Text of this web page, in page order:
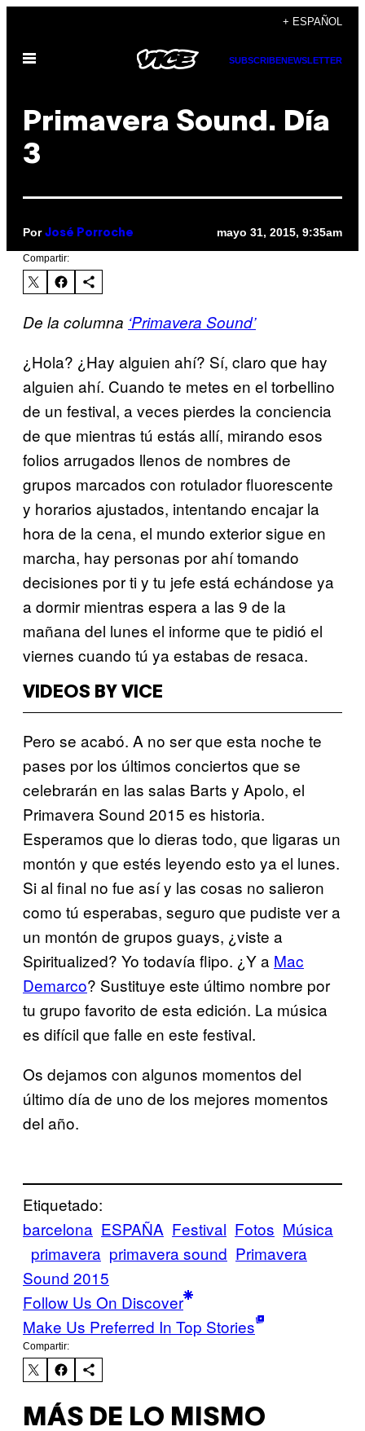
contenido
+ ESPAÑOL
Abrir
SUBSCRIBENEWSLETTER
Primavera Sound. Día
3
Por José Porroche mayo 31, 2015, 9:35am
Compartir:
De la columna ‘Primavera Sound’
¿Hola? ¿Hay alguien ahí? Sí, claro que hay
alguien ahí. Cuando te metes en el torbellino
de un festival, a veces pierdes la conciencia
de que mientras tú estás allí, mirando esos
folios arrugados llenos de nombres de
grupos marcados con rotulador fluorescente
y horarios ajustados, intentando encajar la
hora de la cena, el mundo exterior sigue en
marcha, hay personas por ahí tomando
decisiones por ti y tu jefe está echándose ya
a dormir mientras espera a las 9 de la
mañana del lunes el informe que te pidió el
viernes cuando tú ya estabas de resaca.
VIDEOS BY VICE
Pero se acabó. A no ser que esta noche te
pases por los últimos conciertos que se
celebrarán en las salas Barts y Apolo, el
Primavera Sound 2015 es historia.
Esperamos que lo dieras todo, que ligaras un
montón y que estés leyendo esto ya el lunes.
Si al final no fue así y las cosas no salieron
como tú esperabas, seguro que pudiste ver a
un montón de grupos guays, ¿viste a
Spiritualized? Yo todavía flipo. ¿Y a Mac
Demarco? Sustituye este último nombre por
tu grupo favorito de esta edición. La música
es difícil que falle en este festival.
Os dejamos con algunos momentos del
último día de uno de los mejores momentos
del año.
Etiquetado:
barcelona ESPAÑA Festival Fotos Música
primavera primavera sound Primavera
Sound 2015
Follow Us On Discover
Make Us Preferred In Top Stories
Compartir:
MÁS DE LO MISMO